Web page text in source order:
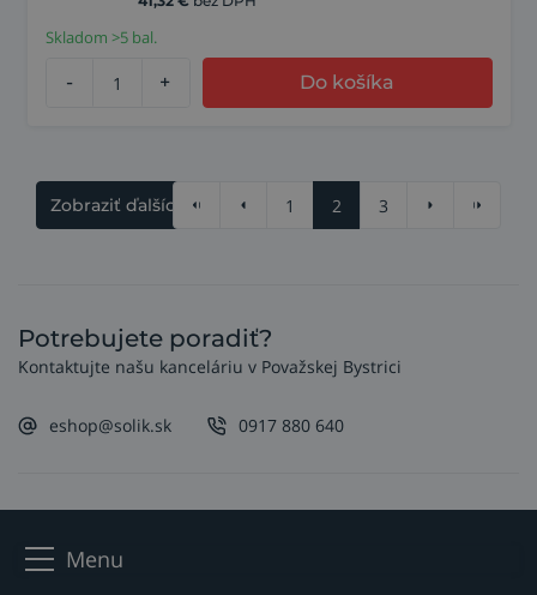
Skladom >5 bal.
- + Do košíka
Zobraziť ďalších 11 1 2 3
Potrebujete poradiť?
Kontaktujte našu kanceláriu v Považskej Bystrici
eshop@solik.sk 0917 880 640
Menu